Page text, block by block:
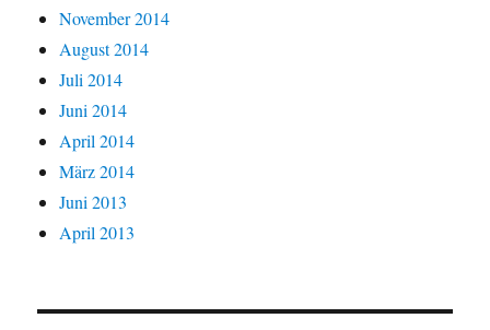
November 2014
August 2014
Juli 2014
Juni 2014
April 2014
März 2014
Juni 2013
April 2013